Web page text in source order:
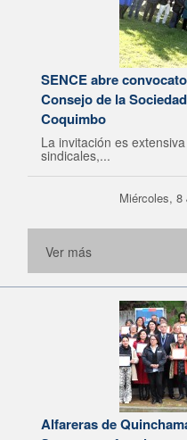
SENCE abre
Consejo de la
Coquimbo
La invitación es
sindicales,...
Miércoles, 8
Ver más
Alfareras de